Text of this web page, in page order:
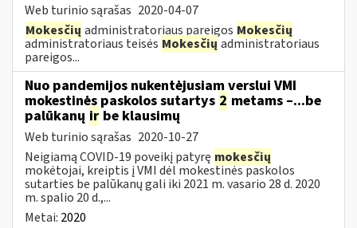
Web turinio sąrašas 2020-04-07
Mokesčių administratoriaus pareigos Mokesčių
administratoriaus teisės Mokesčių administratoriaus
pareigos...
Nuo pandemijos nukentėjusiam verslui VMI
mokestinės paskolos sutartys 2 metams –...be
palūkanų ir be klausimų
Web turinio sąrašas 2020-10-27
Neigiamą COVID-19 poveikį patyrę mokesčių
mokėtojai, kreiptis į VMI dėl mokestinės paskolos
sutarties be palūkanų gali iki 2021 m. vasario 28 d. 2020
m. spalio 20 d.,...
Metai: 2020